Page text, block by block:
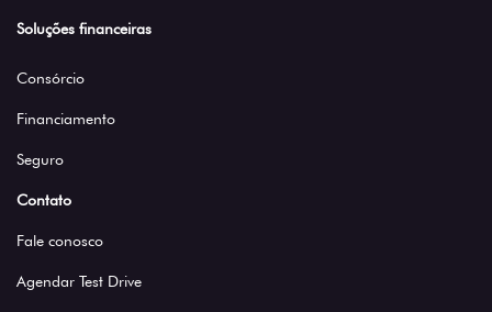
Soluções financeiras
Consórcio
Financiamento
Seguro
Contato
Fale conosco
Agendar Test Drive